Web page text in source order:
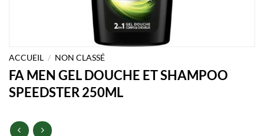
ACCUEIL / NON CLASSÉ
FA MEN GEL DOUCHE ET SHAMPOO
SPEEDSTER 250ML